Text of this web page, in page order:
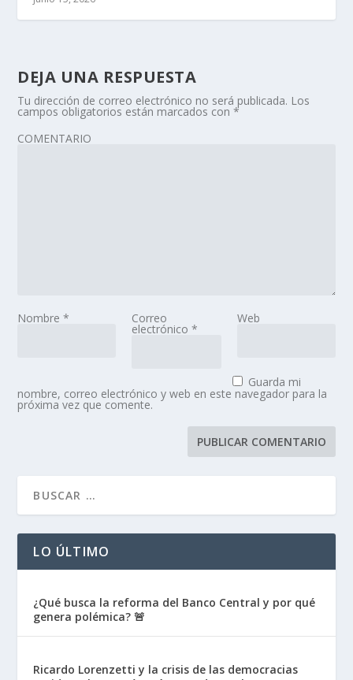
DEJA UNA RESPUESTA
Tu dirección de correo electrónico no será publicada. Los
campos obligatorios están marcados con*
COMENTARIO
Nombre* Correo
electrónico *
Web
Guarda mi
nombre, correo electrónico y web en este navegador para la
próxima vez que comente.
LO ÚLTIMO
¿Qué busca la reforma del Banco Central y por qué
genera polémica? 🚨
Ricardo Lorenzetti y la crisis de las democracias